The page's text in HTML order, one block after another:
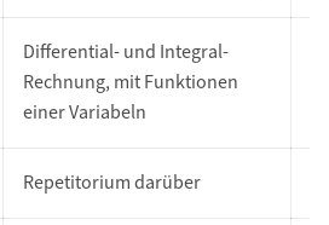
Differential- und Integral-
Rechnung, mit Funktionen
einer Variabeln
Repetitorium darüber